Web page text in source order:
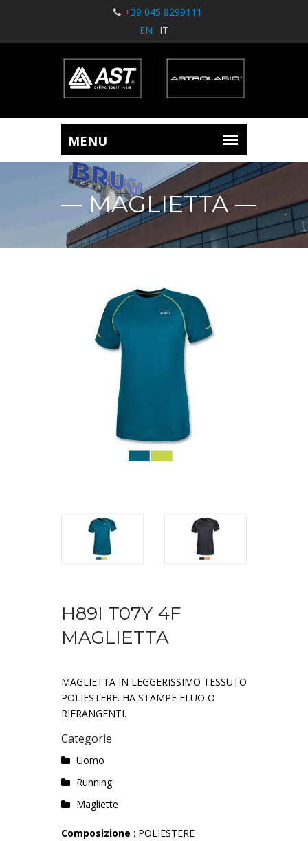
+39 045 8299111
EN
IT
MAGLIETTA
H89I T07Y 4F
MAGLIETTA
MAGLIETTA IN LEGGERISSIMO TESSUTO
POLIESTERE. HA STAMPE FLUO O
RIFRANGENTI.
Categorie
Uomo
Running
Magliette
Composizione : POLIESTERE